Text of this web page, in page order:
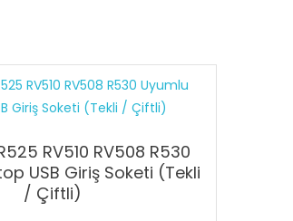
RV510 RV508 R530
USB Giriş Soketi (Tekli
/ Çiftli)